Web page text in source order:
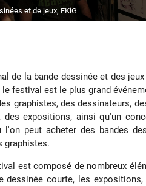
et de jeux, FKiG
de la bande dessinée et des
le festival est le plus grand
graphistes, des dessinateurs,
des expositions, ainsi qu'un
l'on peut acheter des bandes
graphistes.
est composé de nombreux
dessinée courte, les